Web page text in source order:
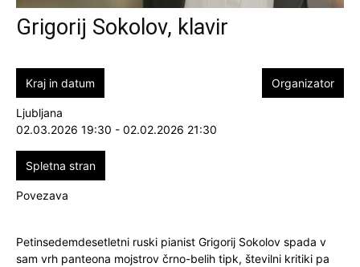
Grigorij Sokolov, klavir
Kraj in datum
Ljubljana
02.03.2026 19:30 - 02.02.2026 21:30
Organizator
Spletna stran
Povezava
Petinsedemdesetletni ruski pianist Grigorij Sokolov spada v
sam vrh panteona mojstrov črno-belih tipk, številni kritiki pa